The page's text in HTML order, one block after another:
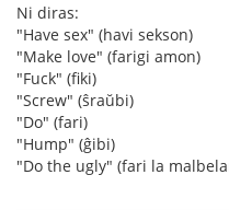
Ni diras:
"Have sex" (havi sekson)
"Make love" (farigi amon)
"Fuck" (fiki)
"Screw" (ŝraŭbi)
"Do" (fari)
"Hump" (ĝibi)
"Do the ugly" (fari la